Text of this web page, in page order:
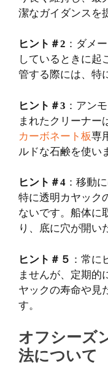
潔なガイダンスを
ヒント＃2 ：ダメ
しているときに起
管する際には、特
ヒント＃3 ：アン
まれたクリーナー
カーボネート板専
ルドな石鹸を使い
ヒント＃4 ：移動
特に透明カヤック
ないです。船体に
り、底に穴が開い
ヒント＃５ ：常に
ませんが、定期的
ヤックの寿命や見
す。
オフシーズ
法について